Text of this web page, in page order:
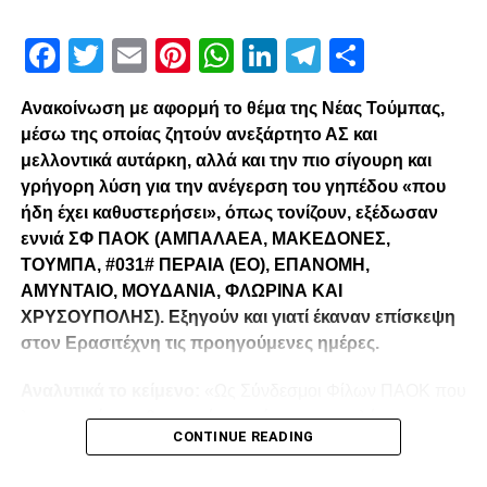
Facebook
Twitter
EmailPinterest
WhatsApp
LinkedIn
Telegram
Ανακοίνωση με αφορμή το θέμα της Νέας Τούμπας,
μέσω της οποίας ζητούν ανεξάρτητο ΑΣ και
μελλοντικά αυτάρκη, αλλά και την πιο σίγουρη και
γρήγορη λύση για την ανέγερση του γηπέδου «που
ήδη έχει καθυστερήσει», όπως τονίζουν, εξέδωσαν
εννιά ΣΦ ΠΑΟΚ (ΑΜΠΑΛΑΕΑ, ΜΑΚΕΔΟΝΕΣ,
ΤΟΥΜΠΑ, #031# ΠΕΡΑΙΑ (ΕΟ), ΕΠΑΝΟΜΗ,
ΑΜΥΝΤΑΙΟ, ΜΟΥΔΑΝΙΑ, ΦΛΩΡΙΝΑ ΚΑΙ
ΧΡΥΣΟΥΠΟΛΗΣ). Εξηγούν και γιατί έκαναν επίσκεψη
στον Ερασιτέχνη τις προηγούμενες ημέρες.
λειτουργούμε καθημερινά με γνώμωνα το καλό του
Δικεφάλου και μόνο, αισθανόμαστε την ανάγκη να
CONTINUE READING